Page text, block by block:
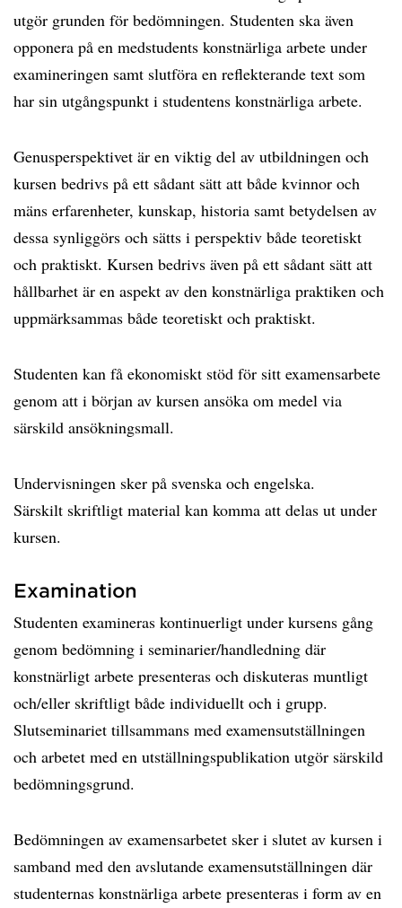
utgör grunden för bedömningen. Studenten ska även
opponera på en medstudents konstnärliga arbete under
examineringen samt slutföra en reflekterande text som
har sin utgångspunkt i studentens konstnärliga arbete.
Genusperspektivet är en viktig del av utbildningen och
kursen bedrivs på ett sådant sätt att både kvinnor och
mäns erfarenheter, kunskap, historia samt betydelsen av
dessa synliggörs och sätts i perspektiv både teoretiskt
och praktiskt. Kursen bedrivs även på ett sådant sätt att
hållbarhet är en aspekt av den konstnärliga praktiken och
uppmärksammas både teoretiskt och praktiskt.
Studenten kan få ekonomiskt stöd för sitt examensarbete
genom att i början av kursen ansöka om medel via
särskild ansökningsmall.
Undervisningen sker på svenska och engelska.
Särskilt skriftligt material kan komma att delas ut under
kursen.
Examination
Studenten examineras kontinuerligt under kursens gång
genom bedömning i seminarier/handledning där
konstnärligt arbete presenteras och diskuteras muntligt
och/eller skriftligt både individuellt och i grupp.
Slutseminariet tillsammans med examensutställningen
och arbetet med en utställningspublikation utgör särskild
bedömningsgrund.
Bedömningen av examensarbetet sker i slutet av kursen i
samband med den avslutande examensutställningen där
studenternas konstnärliga arbete presenteras i form av en